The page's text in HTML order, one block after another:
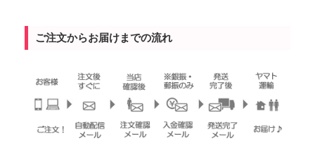
ご注文からお届けまでの流れ